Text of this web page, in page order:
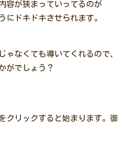
容が狭まっていってるのが
にドキドキさせられます。
ゃなくても導いてくれるので、
がでしょう？
クリックすると始まります。御